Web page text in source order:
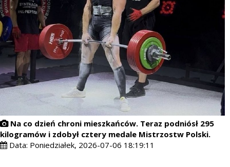
Na co dzień chroni mieszkańców. Teraz podniósł 295
kilogramów i zdobył cztery medale Mistrzostw Polski.
Data: Poniedziałek, 2026-07-06 18:19:11